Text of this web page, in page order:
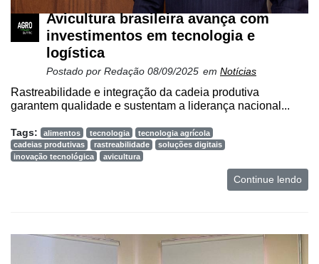
Avicultura brasileira avança com
investimentos em tecnologia e
logística
Postado por Redação 08/09/2025 em Notícias
Rastreabilidade e integração da cadeia produtiva
garantem qualidade e sustentam a liderança nacional...
Tags: alimentos tecnologia
tecnologia agrícola
cadeias produtivas
rastreabilidade
soluções digitais
inovação tecnológica
avicultura
Continue lendo